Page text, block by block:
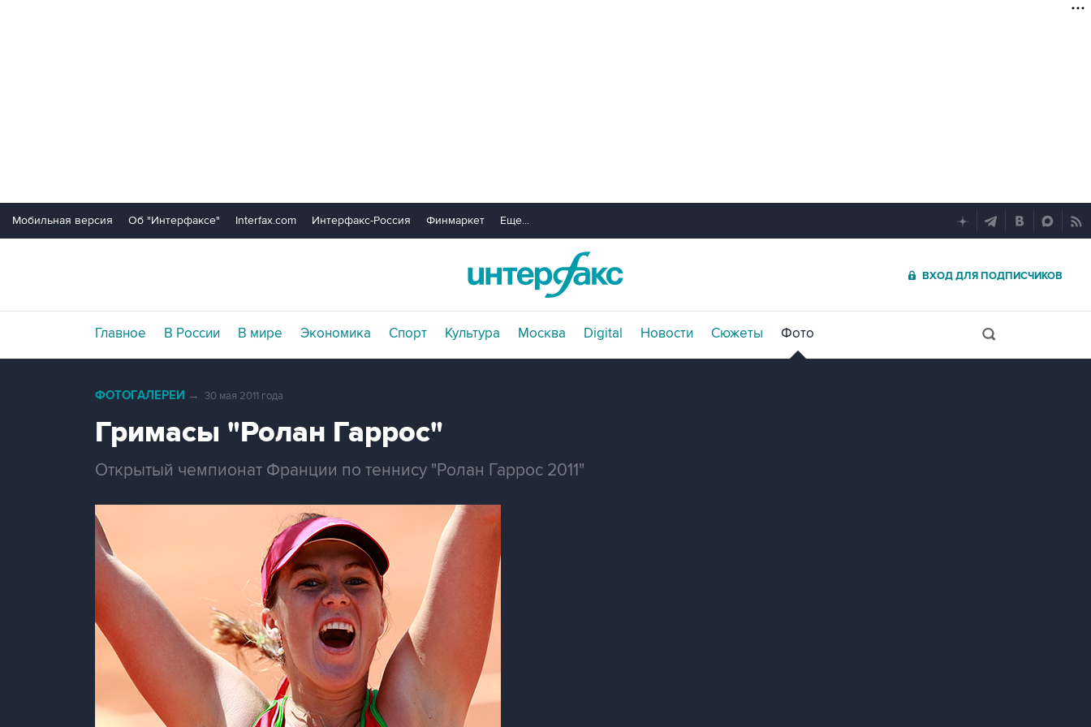
Мобильная версия Об "Интерфаксе" Interfax.com Интерфакс-Россия Финмаркет Еще...
ВХОД ДЛЯ ПОДПИСЧИКОВ
Главное В России В мире Экономика Спорт Культура Москва Digital Новости Сюжеты Фото
ФОТОГАЛЕРЕИ → 30 мая 2011 года
Гримасы "Ролан Гаррос"
Открытый чемпионат Франции по теннису "Ролан Гаррос 2011"